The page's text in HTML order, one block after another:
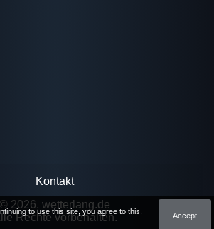
Kontakt
© 2026, wetterlang.de
Rechte vorbehalten.
to use this site, you agree to this.
Accept